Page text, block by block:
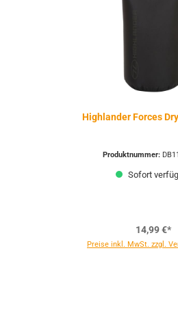
Highlander Forces
Produktnummer:
Sofort
14,99 €*
Preise inkl. MwSt. zzgl.